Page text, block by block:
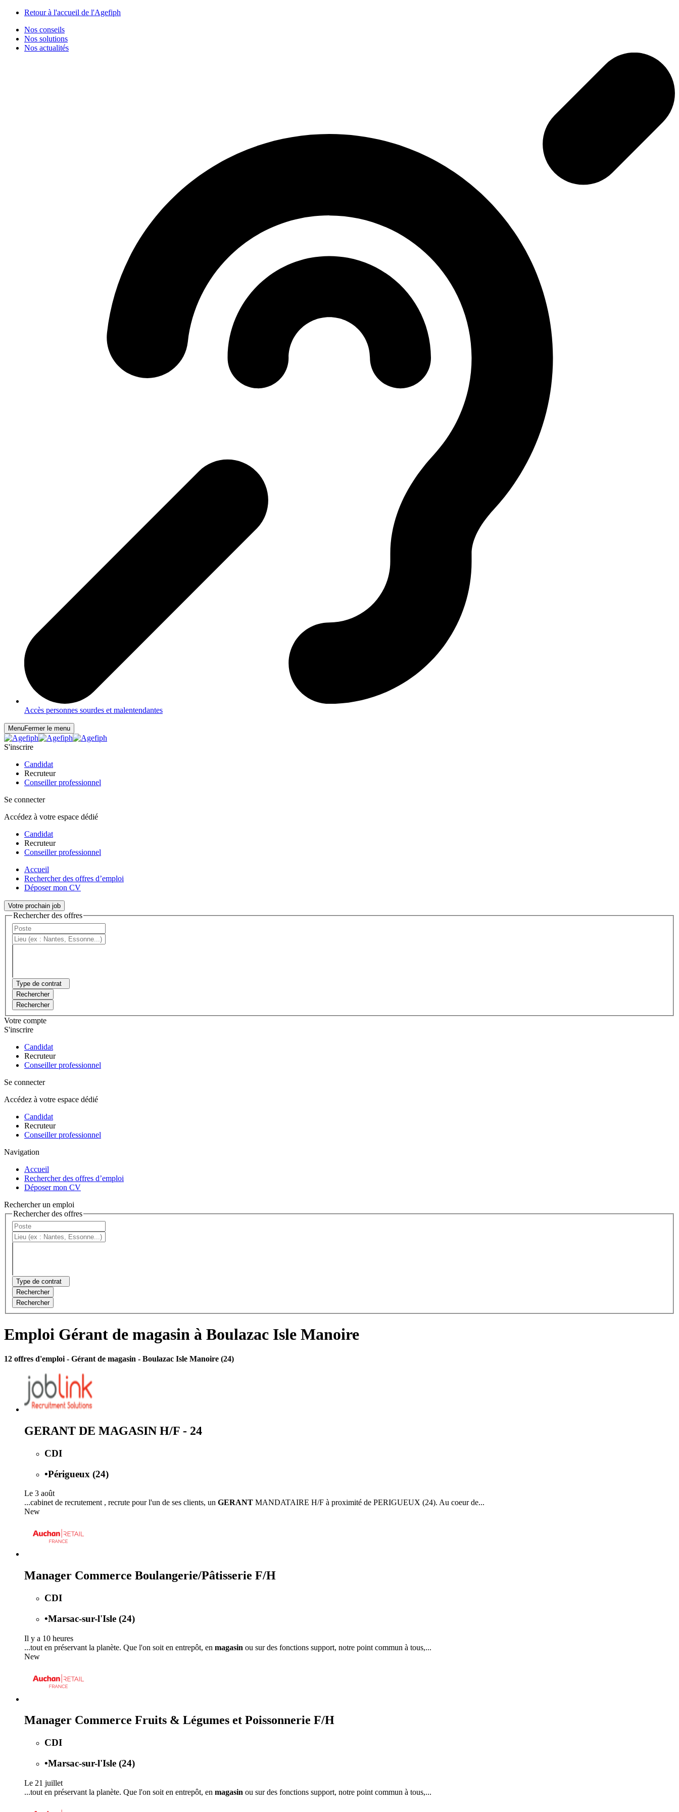
Retour à l'accueil de l'Agefiph
Nos conseils
Nos solutions
Nos actualités
Accès personnes sourdes et malentendantes
MenuFermer le menu
S'inscrire
Candidat
Recruteur
Conseiller professionnel
Se connecter
Accédez à votre espace dédié
Candidat
Recruteur
Conseiller professionnel
Accueil
Rechercher des offres d’emploi
Déposer mon CV
Votre prochain job
Rechercher des offres
Type de contrat
Rechercher
Rechercher
Votre compte
S'inscrire
Candidat
Recruteur
Conseiller professionnel
Se connecter
Accédez à votre espace dédié
Candidat
Recruteur
Conseiller professionnel
Navigation
Accueil
Rechercher des offres d’emploi
Déposer mon CV
Rechercher un emploi
Rechercher des offres
Type de contrat
Rechercher
Rechercher
Emploi Gérant de magasin à Boulazac Isle Manoire
12 offres d'emploi - Gérant de magasin - Boulazac Isle Manoire (24)
GERANT DE MAGASIN H/F - 24
CDI
•Périgueux (24)
Le 3 août
...cabinet de recrutement , recrute pour l'un de ses clients, un GERANT MANDATAIRE H/F à proximité de PERIGUEUX (24). Au coeur de...
New
Manager Commerce Boulangerie/Pâtisserie F/H
CDI
•Marsac-sur-l'Isle (24)
Il y a 10 heures
...tout en préservant la planète. Que l'on soit en entrepôt, en magasin ou sur des fonctions support, notre point commun à tous,...
New
Manager Commerce Fruits & Légumes et Poissonnerie F/H
CDI
•Marsac-sur-l'Isle (24)
Le 21 juillet
...tout en préservant la planète. Que l'on soit en entrepôt, en magasin ou sur des fonctions support, notre point commun à tous,...